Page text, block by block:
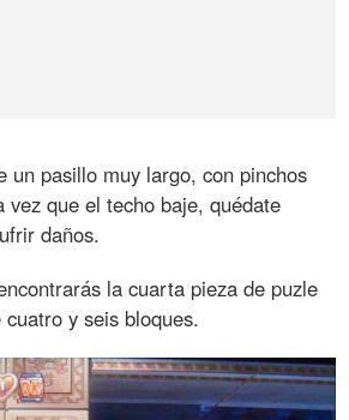
un pasillo muy largo, con pinchos
vez que el techo baje, quédate
daños.
la cuarta pieza de puzle
y seis bloques.